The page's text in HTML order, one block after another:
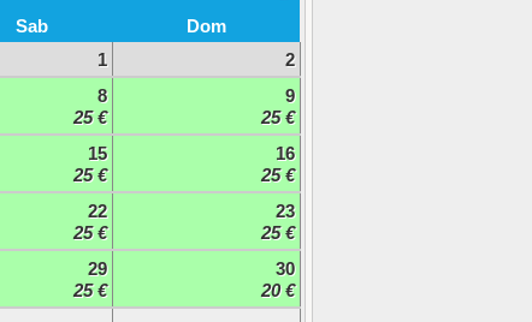
Sab
Dom
1
2
8
25 €
9
25 €
15
25 €
16
25 €
22
25 €
23
25 €
29
25 €
30
20 €